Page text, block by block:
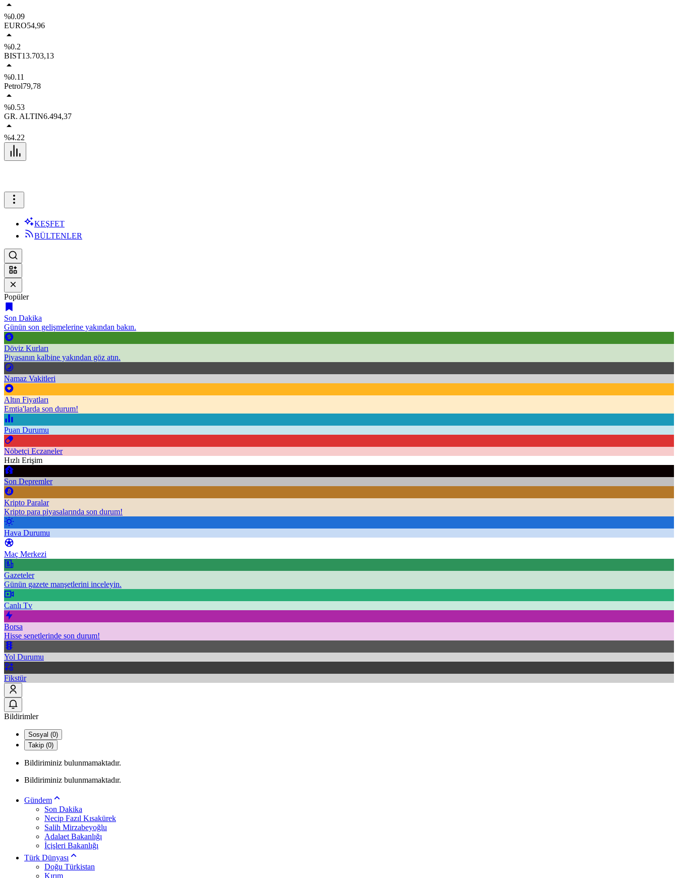
%0.09
EURO54,96
%0.2
BIST13.703,13
%0.11
Petrol79,78
%0.53
GR. ALTIN6.494,37
%4.22
KEŞFET
BÜLTENLER
Popüler
Son Dakika
Günün son gelişmelerine yakından bakın.
Döviz Kurları
Piyasanın kalbine yakından göz atın.
Namaz Vakitleri
Altın Fiyatları
Emtia'larda son durum!
Puan Durumu
Nöbetçi Eczaneler
Hızlı Erişim
Son Depremler
Kripto Paralar
Kripto para piyasalarında son durum!
Hava Durumu
Maç Merkezi
Gazeteler
Günün gazete manşetlerini inceleyin.
Canlı Tv
Borsa
Hisse senetlerinde son durum!
Yol Durumu
Fikstür
Bildirimler
Sosyal (0)
Takip (0)
Bildiriminiz bulunmamaktadır.
Bildiriminiz bulunmamaktadır.
Gündem
Son Dakika
Necip Fazıl Kısakürek
Salih Mirzabeyoğlu
Adalaet Bakanlığı
İçişleri Bakanlığı
Türk Dünyası
Doğu Türkistan
Kırım